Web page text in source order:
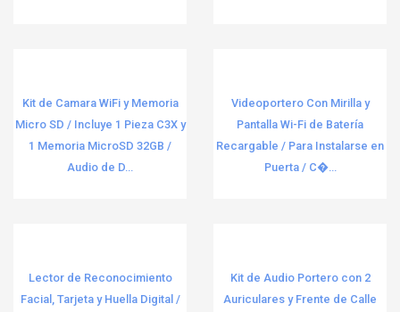
Kit de Camara WiFi y Memoria
Micro SD / Incluye 1 Pieza C3X y
1 Memoria MicroSD 32GB /
Audio de D...
Videoportero Con Mirilla y
Pantalla Wi-Fi de Batería
Recargable / Para Instalarse en
Puerta / C�...
Lector de Reconocimiento
Facial, Tarjeta y Huella Digital /
Kit de Audio Portero con 2
Auriculares y Frente de Calle